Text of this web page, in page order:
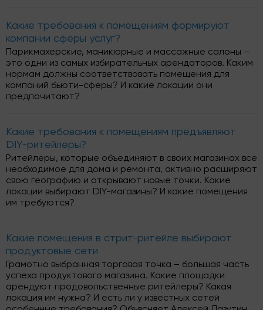
Какие требования к помещениям формируют
компании сферы услуг?
Парикмахерские, маникюрные и массажные салоны –
это одни из самых избирательных арендаторов. Каким
нормам должны соответствовать помещения для
компаний бьюти-сферы? И какие локации они
предпочитают?
Какие требования к помещениям предъявляют
DIY-ритейлеры?
Ритейлеры, которые объединяют в своих магазинах все
необходимое для дома и ремонта, активно расширяют
свою географию и открывают новые точки. Какие
локации выбирают DIY-магазины? И какие помещения
им требуются?
Какие помещения в стрит-ритейле выбирают
продуктовые сети
Грамотно выбранная торговая точка – большая часть
успеха продуктового магазина. Какие площадки
арендуют продовольственные ритейлеры? Какая
локация им нужна? И есть ли у известных сетей